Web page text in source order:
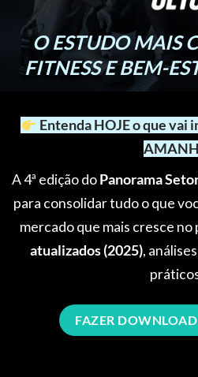
O ESTUDOMAIS
FITNESS E BEM-
Entenda HOJE o que vai
A 4ª edição doPanorama
para consolidar tudo o que
mercado que mais cresce no
atualizados (2025),
FAZER